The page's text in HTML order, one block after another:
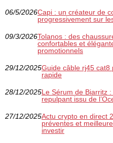
06/5/2026Capi : un créateur de
progressivement sur
09/3/2026Tolanos : des
confortables et
promotionnels
29/12/2025Guide câble rj45 cat8
rapide
28/12/2025Le Sérum de Biarritz
repulpant issu de
27/12/2025Actu crypto en direct
préventes et
investir